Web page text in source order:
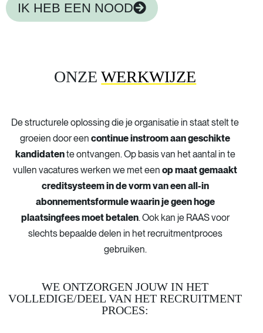
IK HEB EEN NOOD
ONZEWERKWIJZE
De structurele oplossing die je organisatie in staat stelt te
groeien door eencontinue instroom aan geschikte
kandidatente ontvangen. Op basis van het aantal in te
vullen vacatures werken we met eenop maat gemaakt
creditsysteem in de vorm van een all-in
abonnementsformule waarin je geen hoge
plaatsingfees moet betalen. Ook kan je RAAS voor
slechts bepaalde delen in het recruitmentproces
gebruiken.
WE ONTZORGEN JOUW IN HET
VOLLEDIGE/DEEL VAN HET RECRUITMENT
PROCES: